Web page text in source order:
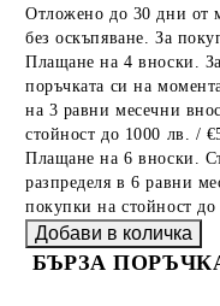
Отложено до 30 дни от
без оскъпяване. За
Плащане на 4 вноски.
поръчката си на
на 3 равни месечни
стойност до 1000 лв. /
Плащане на 6 вноски.
разпределя в 6 равни
покупки на стойност
БЪРЗА